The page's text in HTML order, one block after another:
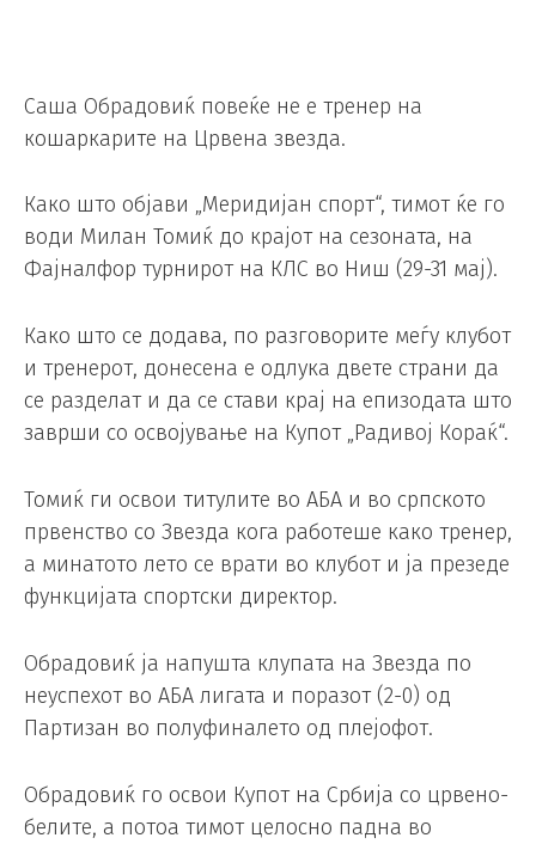
Саша Обрадовиќ повеќе не е тренер на
кошаркарите на Црвена звезда.
Како што објави „Меридијан спорт“, тимот ќе го
води Милан Томиќ до крајот на сезоната, на
Фајналфор турнирот на КЛС во Ниш (29-31 мај).
Како што се додава, по разговорите меѓу клубот
и тренерот, донесена е одлука двете страни да
се разделат и да се стави крај на епизодата што
заврши со освојување на Купот „Радивој Кораќ“.
Томиќ ги освои титулите во АБА и во српското
првенство со Звезда кога работеше како тренер,
а минатото лето се врати во клубот и ја презеде
функцијата спортски директор.
Обрадовиќ ја напушта клупата на Звезда по
неуспехот во АБА лигата и поразот (2-0) од
Партизан во полуфиналето од плејофот.
Обрадовиќ го освои Купот на Србија со црвено-
белите, а потоа тимот целосно падна во